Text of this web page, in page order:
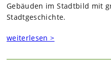
Gebäu­den im Stadt­bild mit
Stadt­ge­schichte.
weiterlesen >